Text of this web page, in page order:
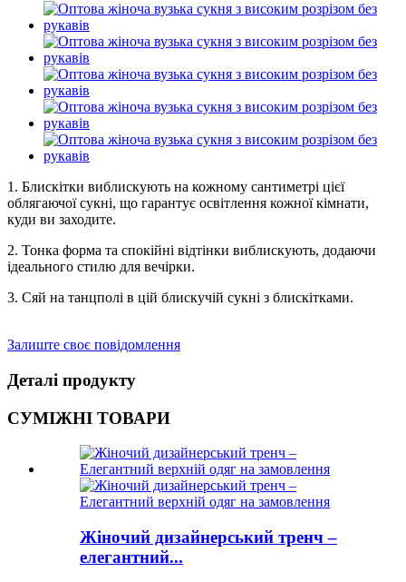
1. Блискітки виблискують на кожному сантиметрі цієї
облягаючої сукні, що гарантує освітлення кожної кімнати,
куди ви заходите.
2. Тонка форма та спокійні відтінки виблискують, додаючи
ідеального стилю для вечірки.
3. Сяй на танцполі в цій блискучій сукні з блискітками.
Залиште своє повідомлення
Деталі продукту
СУМІЖНІ ТОВАРИ
Жіночий дизайнерський тренч –
елегантний...